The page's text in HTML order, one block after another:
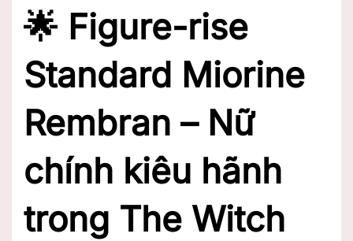
🌟 Figure-rise
Standard Miorine
Rembran – Nữ
chính kiêu hãnh
trong The Witch